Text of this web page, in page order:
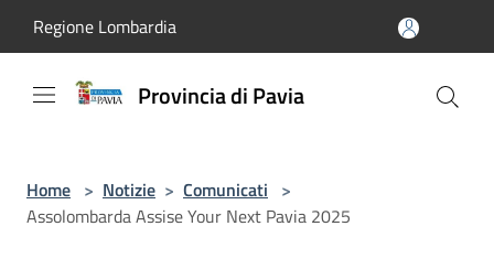
Regione Lombardia
Provincia di Pavia
Home > Notizie > Comunicati >
Assolombarda Assise Your Next Pavia 2025